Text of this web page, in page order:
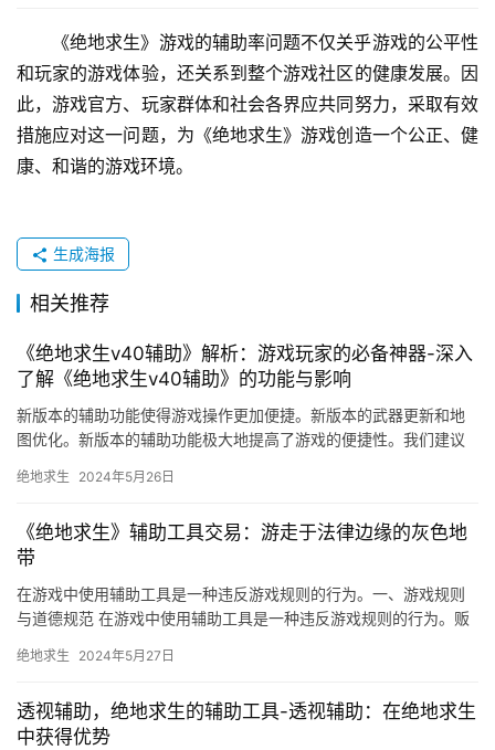
《绝地求生》游戏的辅助率问题不仅关乎游戏的公平性
和玩家的游戏体验，还关系到整个游戏社区的健康发展。因
此，游戏官方、玩家群体和社会各界应共同努力，采取有效
措施应对这一问题，为《绝地求生》游戏创造一个公正、健
康、和谐的游戏环境。
生成海报
相关推荐
《绝地求生v40辅助》解析：游戏玩家的必备神器-深入
了解《绝地求生v40辅助》的功能与影响
新版本的辅助功能使得游戏操作更加便捷。新版本的武器更新和地
图优化。新版本的辅助功能极大地提高了游戏的便捷性。我们建议
绝地求生 2024年5月26日
《绝地求生》辅助工具交易：游走于法律边缘的灰色地
带
在游戏中使用辅助工具是一种违反游戏规则的行为。一、游戏规则
与道德规范 在游戏中使用辅助工具是一种违反游戏规则的行为。贩
绝地求生 2024年5月27日
透视辅助，绝地求生的辅助工具-透视辅助：在绝地求生
中获得优势